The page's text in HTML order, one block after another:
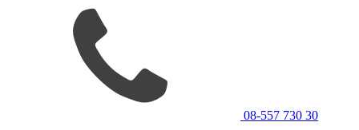
08-557 730 30